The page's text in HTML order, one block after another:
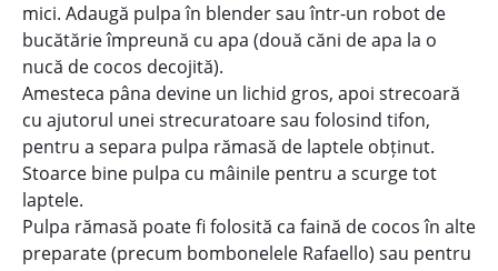
mici. Adaugă pulpa în blender sau într-un robot de
bucătărie împreună cu apa (două căni de apa la o
nucă de cocos decojită).
Amesteca pâna devine un lichid gros, apoi strecoară
cu ajutorul unei strecuratoare sau folosind tifon,
pentru a separa pulpa rămasă de laptele obținut.
Stoarce bine pulpa cu mâinile pentru a scurge tot
laptele.
Pulpa rămasă poate fi folosită ca faină de cocos în alte
preparate (precum bombonelele Rafaello) sau pentru